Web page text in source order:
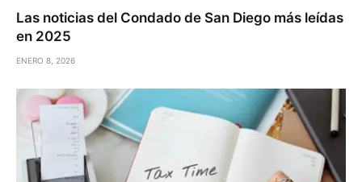
Las noticias del Condado de San Diego más leídas
en 2025
ENERO 8, 2026